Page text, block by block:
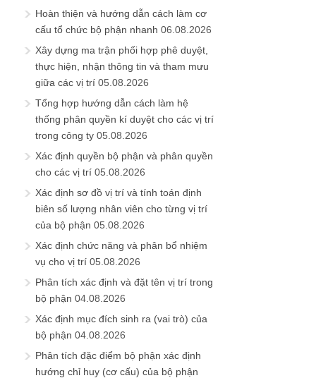
Hoàn thiện và hướng dẫn cách làm cơ
cấu tổ chức bộ phận nhanh 06.08.2026
Xây dựng ma trận phối hợp phê duyệt,
thực hiện, nhận thông tin và tham mưu
giữa các vị trí 05.08.2026
Tổng hợp hướng dẫn cách làm hệ
thống phân quyền kí duyệt cho các vị trí
trong công ty 05.08.2026
Xác định quyền bộ phận và phân quyền
cho các vị trí 05.08.2026
Xác định sơ đồ vị trí và tính toán định
biên số lượng nhân viên cho từng vị trí
của bộ phận 05.08.2026
Xác định chức năng và phân bổ nhiệm
vụ cho vị trí 05.08.2026
Phân tích xác định và đặt tên vị trí trong
bộ phận 04.08.2026
Xác định mục đích sinh ra (vai trò) của
bộ phận 04.08.2026
Phân tích đặc điểm bộ phận xác định
hướng chỉ huy (cơ cấu) của bộ phận